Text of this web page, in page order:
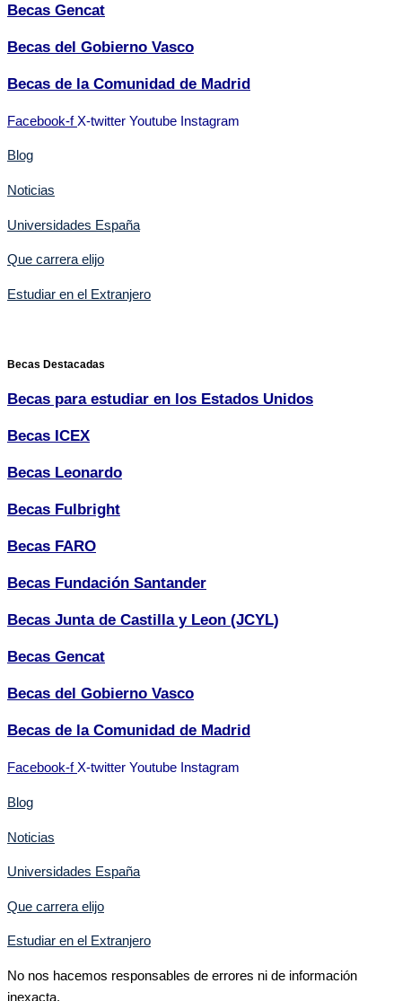
Becas Gencat
Becas del Gobierno Vasco
Becas de la Comunidad de Madrid
Facebook-f X-twitter Youtube Instagram
Blog
Noticias
Universidades España
Que carrera elijo
Estudiar en el Extranjero
Becas Destacadas
Becas para estudiar en los Estados Unidos
Becas ICEX
Becas Leonardo
Becas Fulbright
Becas FARO
Becas Fundación Santander
Becas Junta de Castilla y Leon (JCYL)
Becas Gencat
Becas del Gobierno Vasco
Becas de la Comunidad de Madrid
Facebook-f X-twitter Youtube Instagram
Blog
Noticias
Universidades España
Que carrera elijo
Estudiar en el Extranjero
No nos hacemos responsables de errores ni de información
inexacta.